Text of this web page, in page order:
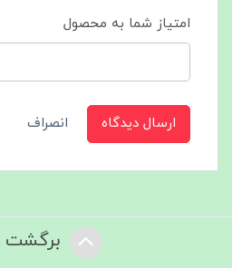
امتیاز شما به محصول
ارسال دیدگاه انصراف
برگشت